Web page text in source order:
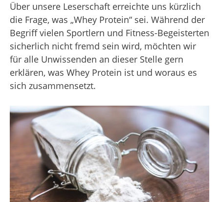
Über unsere Leserschaft erreichte uns kürzlich
die Frage, was „Whey Protein“ sei. Während der
Begriff vielen Sportlern und Fitness-Begeisterten
sicherlich nicht fremd sein wird, möchten wir
für alle Unwissenden an dieser Stelle gern
erklären, was Whey Protein ist und woraus es
sich zusammensetzt.